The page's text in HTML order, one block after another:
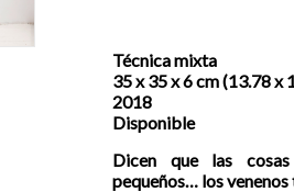
Técnica mixta
35 x 35 x 6 cm (13.78 x
2018
Disponible
Dicen que las
pequeños… los venenos